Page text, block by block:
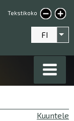
Tekstikoko
FI
Kuuntele